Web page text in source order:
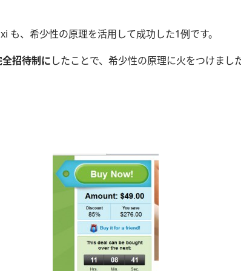
も、希少性の原理を活用して成功した1例です。
招待制にしたことで、希少性の原理に火をつけまし